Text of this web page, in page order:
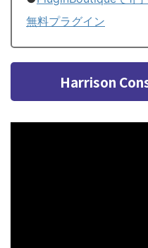
無料プラグイン
Harrison